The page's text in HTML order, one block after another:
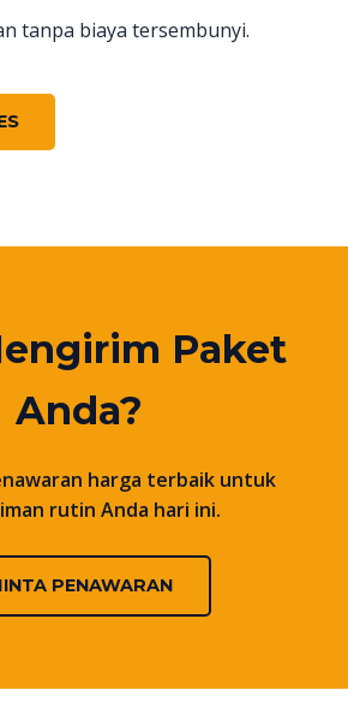
tanpa biaya tersembunyi.
Paket
Anda?
harga terbaik untuk
rutin Anda hari ini.
PENAWARAN